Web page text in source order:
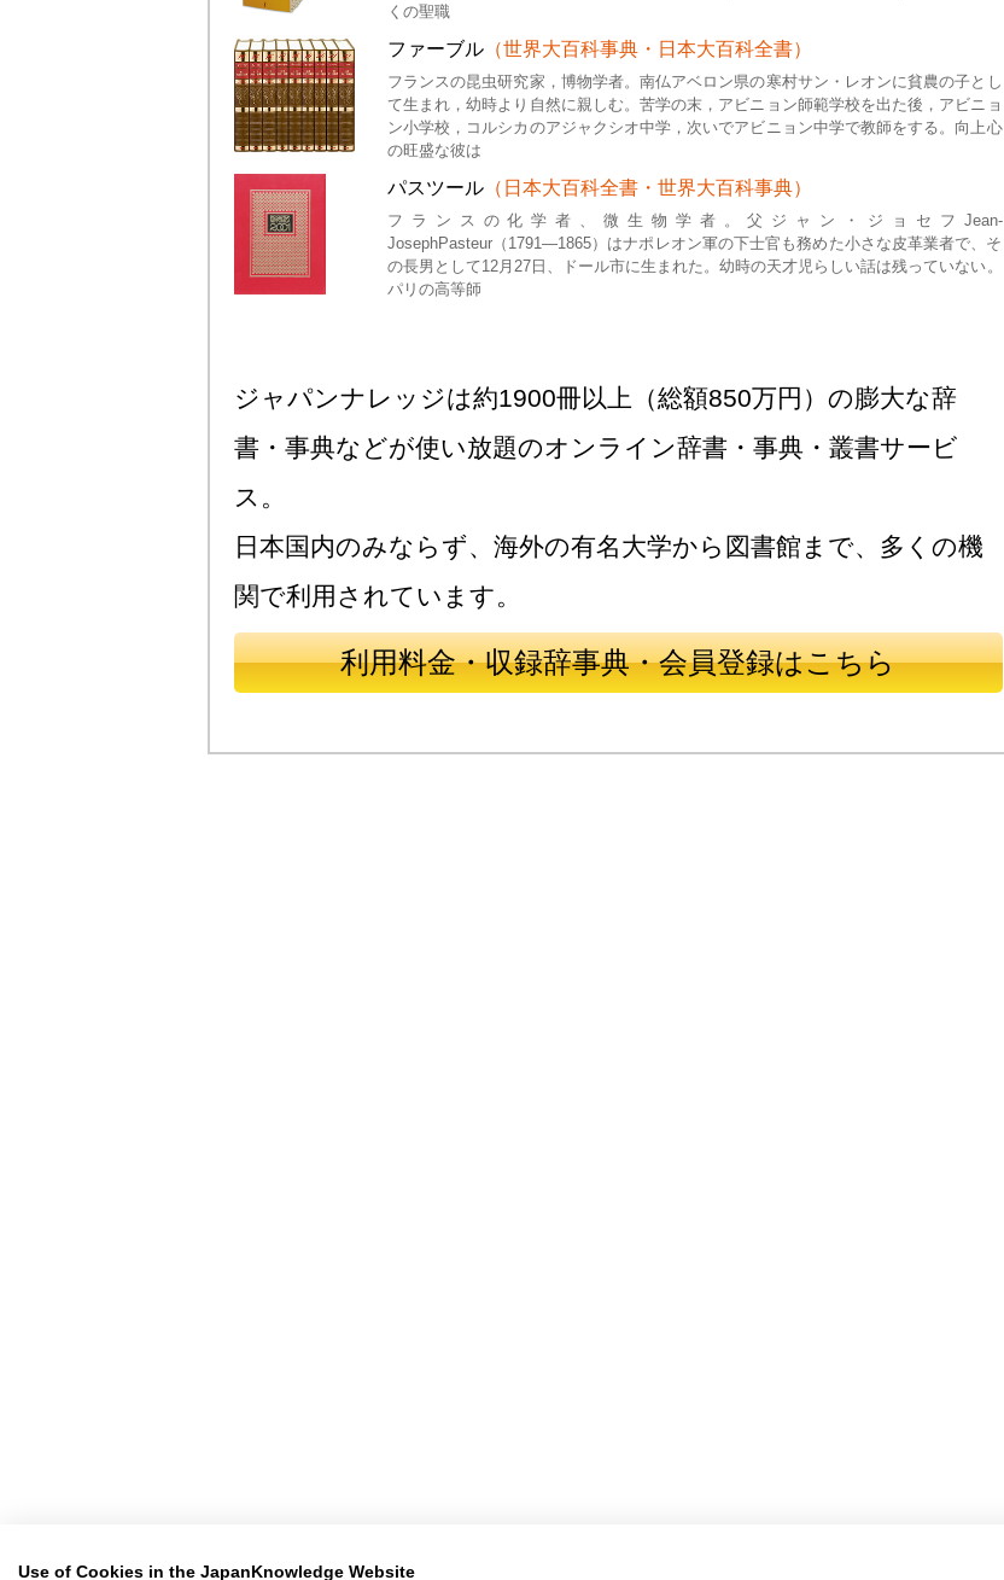
くの聖職
ファーブル（世界大百科事典・日本大百科全書）
フランスの昆虫研究家，博物学者。南仏アベロン県の寒村サン・レオンに貧農の子とし
て生まれ，幼時より自然に親しむ。苦学の末，アビニョン師範学校を出た後，アビニョ
ン小学校，コルシカのアジャクシオ中学，次いでアビニョン中学で教師をする。向上心
の旺盛な彼は
パスツール（日本大百科全書・世界大百科事典）
フランスの化学者、微生物学者。父ジャン・ジョセフJean-
JosephPasteur（1791―1865）はナポレオン軍の下士官も務めた小さな皮革業者で、そ
の長男として12月27日、ドール市に生まれた。幼時の天才児らしい話は残っていない。
パリの高等師
ジャパンナレッジは約1900冊以上（総額850万円）の膨大な辞
書・事典などが使い放題のオンライン辞書・事典・叢書サービ
ス。
日本国内のみならず、海外の有名大学から図書館まで、多くの機
関で利用されています。
利用料金・収録辞事典・会員登録はこちら
Use of Cookies in the JapanKnowledge Website